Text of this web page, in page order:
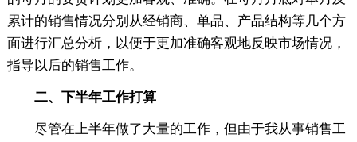
累计的销售情况分别从经销商、单品、产品结构等几个方
面进行汇总分析，以便于更加准确客观地反映市场情况，
指导以后的销售工作。
二、下半年工作打算
尽管在上半年做了大量的工作，但由于我从事销售工